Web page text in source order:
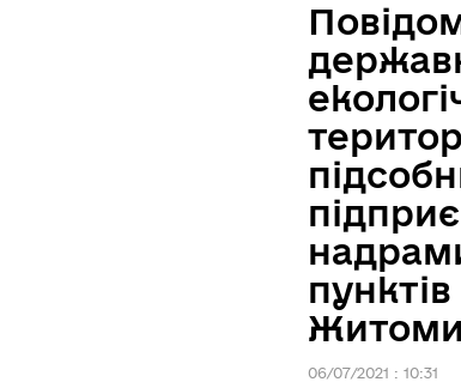
06/07/2021 : 10:31